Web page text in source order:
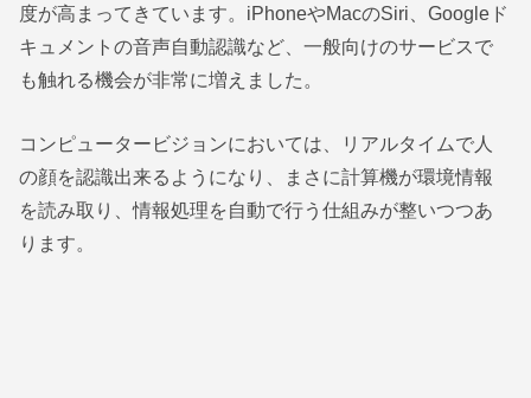
度が高まってきています。iPhoneやMacのSiri、Googleド
キュメントの音声自動認識など、一般向けのサービスで
も触れる機会が非常に増えました。
コンピュータービジョンにおいては、リアルタイムで人
の顔を認識出来るようになり、まさに計算機が環境情報
を読み取り、情報処理を自動で行う仕組みが整いつつあ
ります。